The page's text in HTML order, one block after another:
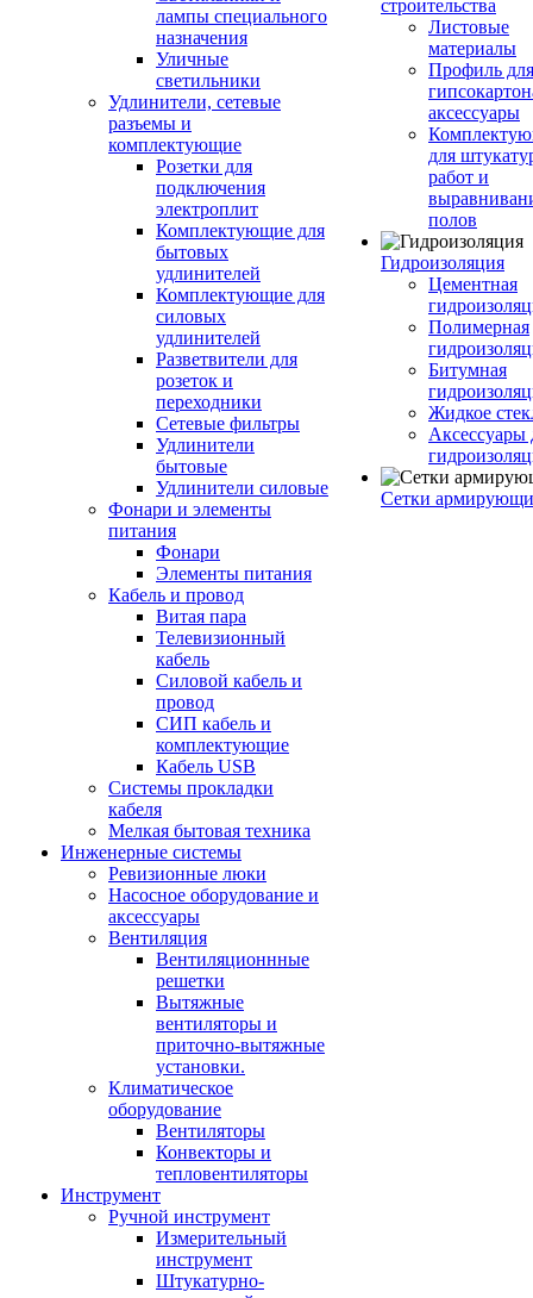
лампы специального
назначения
Уличные
светильники
Удлинители, сетевые
разъемы и
комплектующие
Розетки для
подключения
электроплит
Комплектующие для
бытовых
удлинителей
Комплектующие для
силовых
удлинителей
Разветвители для
розеток и
переходники
Сетевые фильтры
Удлинители
бытовые
Удлинители силовые
Фонари и элементы
питания
Фонари
Элементы питания
Кабель и провод
Витая пара
Телевизионный
кабель
Силовой кабель и
провод
СИП кабель и
комплектующие
Кабель USB
Системы прокладки
кабеля
Мелкая бытовая техника
Инженерные системы
Ревизионные люки
Насосное оборудование и
аксессуары
Вентиляция
Вентиляционнные
решетки
Вытяжные
вентиляторы и
приточно-вытяжные
установки.
Климатическое
оборудование
Вентиляторы
Конвекторы и
тепловентиляторы
Инструмент
Ручной инструмент
Измерительный
инструмент
Штукатурно-
строительства
Листовые
материалы
Профиль для
аксессуары
для
работ и
полов
Гидроизоляция
Цементная
Полимерная
Битумная
Жидкое
Аксессуары
Сетки